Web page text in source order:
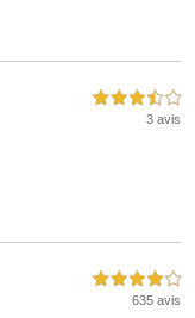
3,5 étoiles sur 5
3 avis
4,0 étoiles sur 5
635 avis